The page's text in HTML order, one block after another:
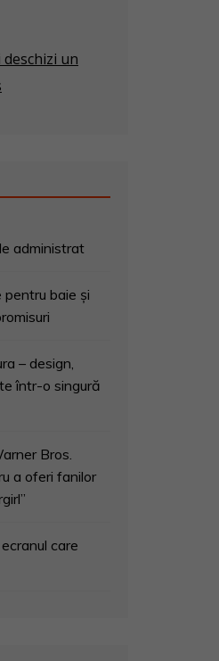
un
administrat
pentru baie și
– design,
într-o singură
Bros.
a oferi fanilor
care